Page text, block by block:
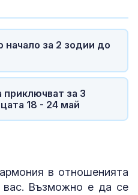
начало за 2 зодии до
за 3
18 - 24 май
в отношенията
вас. Възможно е да се